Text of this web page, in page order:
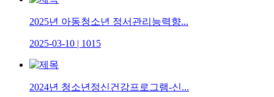
2025년 아동청소년 정서관리능력향...
2025-03-10 | 1015
2024년 청소년정신건강프로그램-신...